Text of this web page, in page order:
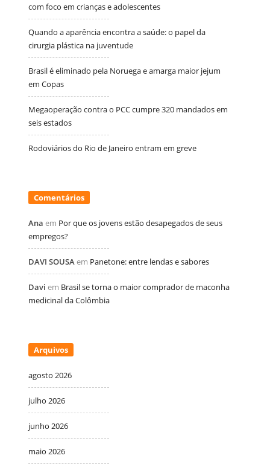
com foco em crianças e adolescentes
Quando a aparência encontra a saúde: o papel da
cirurgia plástica na juventude
Brasil é eliminado pela Noruega e amarga maior jejum
em Copas
Megaoperação contra o PCC cumpre 320 mandados em
seis estados
Rodoviários do Rio de Janeiro entram em greve
Comentários
Ana em Por que os jovens estão desapegados de seus
empregos?
DAVI SOUSAem Panetone: entre lendas e sabores
Davi em Brasil se torna o maior comprador de maconha
medicinal da Colômbia
Arquivos
agosto 2026
julho 2026
junho 2026
maio 2026